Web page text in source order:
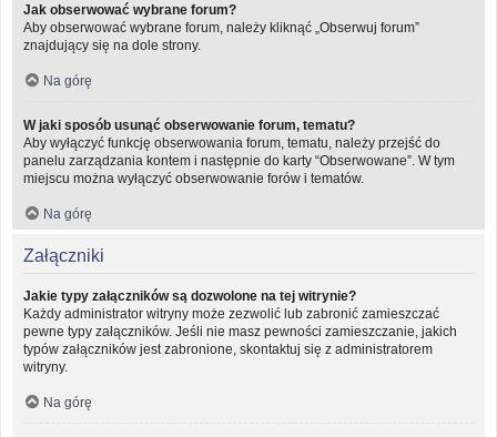
Jak obserwować wybrane forum?
Aby obserwować wybrane forum, należy kliknąć „Obserwuj forum”
znajdujący się na dole strony.
Na górę
W jaki sposób usunąć obserwowanie forum, tematu?
Aby wyłączyć funkcję obserwowania forum, tematu, należy przejść do
panelu zarządzania kontem i następnie do karty “Obserwowane”. W tym
miejscu można wyłączyć obserwowanie forów i tematów.
Na górę
Załączniki
Jakie typy załączników są dozwolone na tej witrynie?
Każdy administrator witryny może zezwolić lub zabronić zamieszczać
pewne typy załączników. Jeśli nie masz pewności zamieszczanie, jakich
typów załączników jest zabronione, skontaktuj się z administratorem
witryny.
Na górę